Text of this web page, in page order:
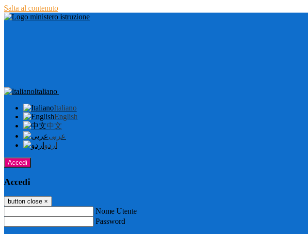
Salta al contenuto
Italiano
Italiano
English
中文
عربى
اردو
Accedi
Accedi
button close ×
Nome Utente
Password